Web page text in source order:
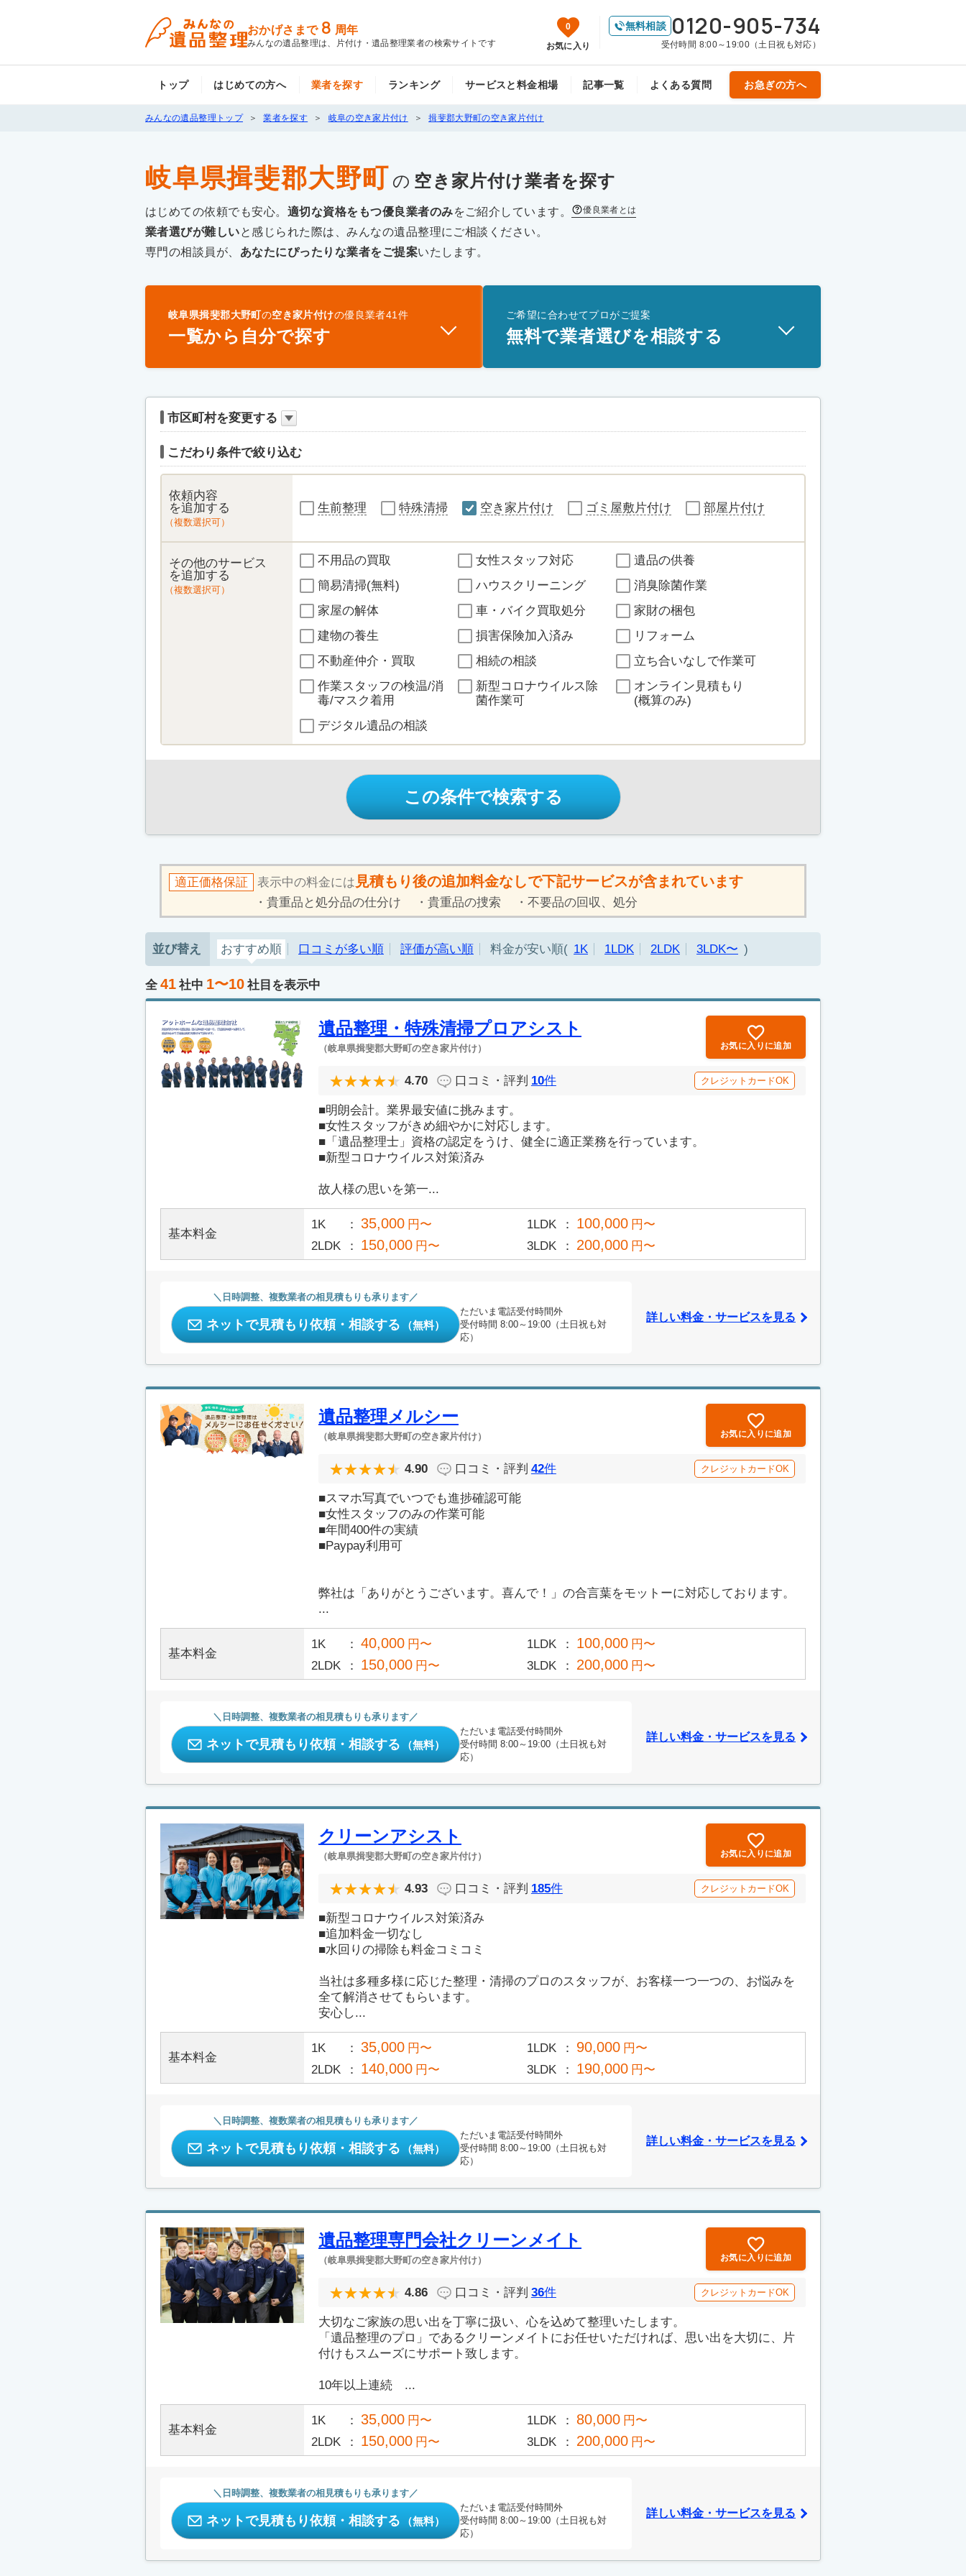
おかげさまで 8 周年
みんなの遺品整理は、片付け・遺品整理業者の検索サイトです
0
お気に入り
無料相談 0120-905-734
受付時間 8:00～19:00（土日祝も対応）
トップ はじめての方へ 業者を探す ランキング サービスと料金相場 記事一覧 よくある質問 お急ぎの方へ
みんなの遺品整理トップ 業者を探す 岐阜の空き家片付け 揖斐郡大野町の空き家片付け
岐阜県揖斐郡大野町 の 空き家片付け業者を探す
はじめての依頼でも安心。 適切な資格をもつ優良業者のみをご紹介しています。 優良業者とは
業者選びが難しいと感じられた際は、みんなの遺品整理にご相談ください。
専門の相談員が、 あなたにぴったりな業者をご提案いたします。
岐阜県揖斐郡大野町の空き家片付けの優良業者41 件
一覧から自分で探す
ご希望に合わせてプロがご提案
無料で業者選びを相談する
市区町村を変更する
こだわり条件で絞り込む
依頼内容
を追加する
（複数選択可）
生前整理 特殊清掃 空き家片付け ゴミ屋敷片付け 部屋片付け
その他のサービス
を追加する
（複数選択可）
不用品の買取 女性スタッフ対応
遺品の供養
簡易清掃(無料)
ハウスクリーニング
消臭除菌作業
家屋の解体
車・バイク買取処分
家財の梱包
建物の養生
損害保険加入済み
リフォーム
不動産仲介・買取
相続の相談
立ち合いなしで作業可
作業スタッフの検温/消
毒/マスク着用
新型コロナウイルス除
菌作業可
オンライン見積もり
(概算のみ)
デジタル遺品の相談
この条件で検索する
適正価格保証 表示中の料金には 見積もり後の追加料金なしで下記サービスが含まれています
貴重品と処分品の仕分け 貴重品の捜索 不要品の回収、処分
並び替え おすすめ順 口コミが多い順 評価が高い順 料金が安い順 1K 1LDK 2LDK 3LDK〜
全 41 社中 1〜10 社目を表示中
遺品整理・特殊清掃プロアシスト
（岐阜県揖斐郡大野町の空き家片付け） お気に入りに追加
4.70 口コミ・評判 10件 クレジットカードOK
■明朗会計。業界最安値に挑みます。
■女性スタッフがきめ細やかに対応します。
■「遺品整理士」資格の認定をうけ、健全に適正業務を行っています。
■新型コロナウイルス対策済み
故人様の思いを第一...
基本料金
1K 35,000 円〜 1LDK 100,000 円〜
2LDK
150,000 円〜 3LDK 200,000 円〜
日時調整、複数業者の相見積もりも承ります
ネットで見積もり依頼・相談する （無料）
ただいま電話受付時間外
受付時間 8:00～19:00（土日祝も対
応）
詳しい料金・サービスを見る
遺品整理メルシー
（岐阜県揖斐郡大野町の空き家片付け） お気に入りに追加
4.90 口コミ・評判 42件 クレジットカードOK
■スマホ写真でいつでも進捗確認可能
■女性スタッフのみの作業可能
■年間400件の実績
■Paypay利用可
弊社は「ありがとうございます。喜んで！」の合言葉をモットーに対応しております。
...
基本料金
1K 40,000 円〜 1LDK 100,000 円〜
2LDK
150,000 円〜 3LDK 200,000 円〜
日時調整、複数業者の相見積もりも承ります
ネットで見積もり依頼・相談する （無料）
ただいま電話受付時間外
受付時間 8:00～19:00（土日祝も対
応）
詳しい料金・サービスを見る
クリーンアシスト
（岐阜県揖斐郡大野町の空き家片付け） お気に入りに追加
4.93 口コミ・評判 185件 クレジットカードOK
■新型コロナウイルス対策済み
■追加料金一切なし
■水回りの掃除も料金コミコミ
当社は多種多様に応じた整理・清掃のプロのスタッフが、お客様一つ一つの、お悩みを
全て解消させてもらいます。
安心し...
基本料金
1K 35,000 円〜 1LDK 90,000 円〜
2LDK
140,000 円〜 3LDK 190,000 円〜
日時調整、複数業者の相見積もりも承ります
ネットで見積もり依頼・相談する （無料）
ただいま電話受付時間外
受付時間 8:00～19:00（土日祝も対
応）
詳しい料金・サービスを見る
遺品整理専門会社クリーンメイト
（岐阜県揖斐郡大野町の空き家片付け） お気に入りに追加
4.86 口コミ・評判 36件 クレジットカードOK
大切なご家族の思い出を丁寧に扱い、心を込めて整理いたします。
「遺品整理のプロ」であるクリーンメイトにお任せいただければ、思い出を大切に、片
付けもスムーズにサポート致します。
10年以上連続 ...
基本料金
1K 35,000 円〜 1LDK 80,000 円〜
2LDK
150,000 円〜 3LDK 200,000 円〜
日時調整、複数業者の相見積もりも承ります
ネットで見積もり依頼・相談する （無料）
ただいま電話受付時間外
受付時間 8:00～19:00（土日祝も対
応）
詳しい料金・サービスを見る